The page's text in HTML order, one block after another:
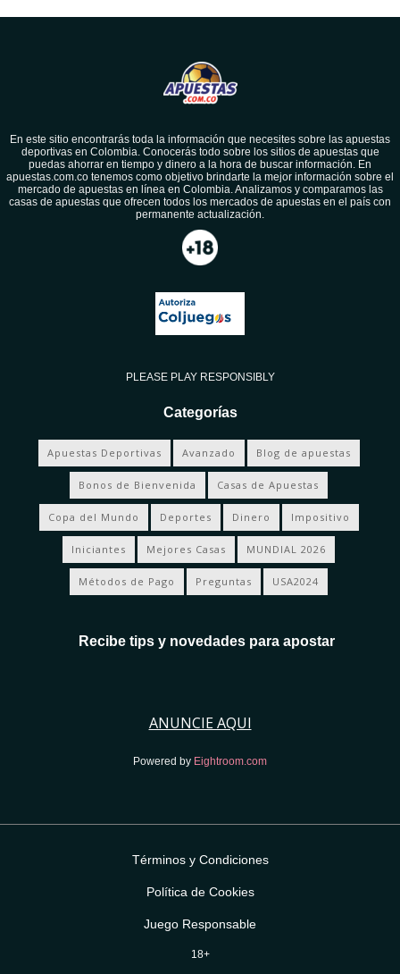
En este sitio encontrarás toda la información que necesites sobre las apuestas
deportivas en Colombia. Conocerás todo sobre los sitios de apuestas que
puedas ahorrar en tiempo y dinero a la hora de buscar información. En
apuestas.com.co tenemos como objetivo brindarte la mejor información sobre el
mercado de apuestas en línea en Colombia. Analizamos y comparamos las
casas de apuestas que ofrecen todos los mercados de apuestas en el país con
permanente actualización.
PLEASE PLAY RESPONSIBLY
Categorías
Apuestas Deportivas Avanzado Blog de apuestas
Bonos de Bienvenida Casas de Apuestas
Copa del Mundo Deportes Dinero Impositivo
Iniciantes Mejores Casas MUNDIAL 2026
Métodos de Pago Preguntas USA2024
Recibe tips y novedades para apostar
ANUNCIE AQUI
Powered by Eightroom.com
Términos y Condiciones
Política de Cookies
Juego Responsable
18+